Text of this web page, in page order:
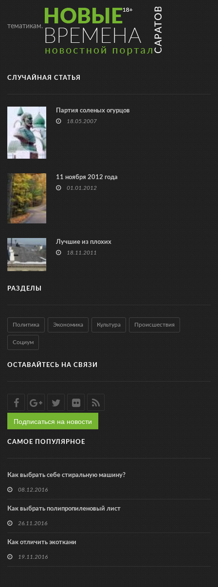
тематикам.
СЛУЧАЙНАЯ СТАТЬЯ
Партия соленых огурцов
18.05.2007
11 ноября 2012 года
01.01.2012
Лучшие из плохих
18.11.2011
РАЗДЕЛЫ
Политика Экономика Культура Происшествия
Социум
ОСТАВАЙТЕСЬ НА СВЯЗИ
Подписаться на новости
САМОЕ ПОПУЛЯРНОЕ
Как выбрать себе стиральную машину?
08.12.2016
Как выбрать полипропиленовый лист
26.11.2016
Как отличить экоткани
19.11.2016